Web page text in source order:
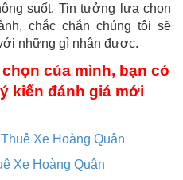
suốt. Tin tưởng lựa chọn
chắc chắn chúng tôi sẽ
những gì nhận được.
của mình, bạn có
kiến đánh giá mới
Xe Hoàng Quân
Xe Hoàng Quân